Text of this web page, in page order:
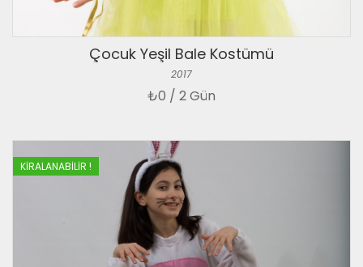
Çocuk Yeşil Bale Kostümü
2017
₺0 / 2 Gün
KIRALANABILIR !